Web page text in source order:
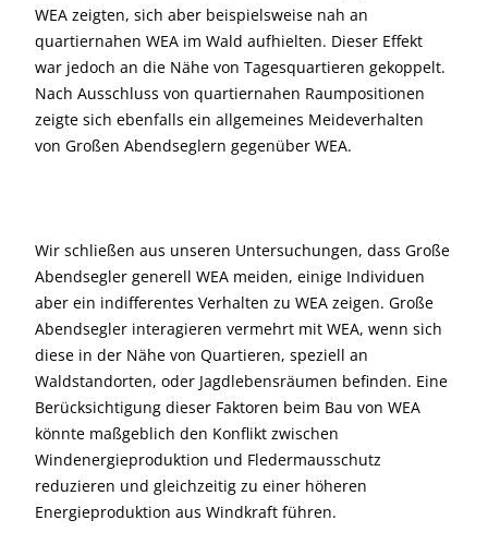
WEA zeigten, sich aber beispielsweise nah an
quartiernahen WEA im Wald aufhielten. Dieser Effekt
war jedoch an die Nähe von Tagesquartieren gekoppelt.
Nach Ausschluss von quartiernahen Raumpositionen
zeigte sich ebenfalls ein allgemeines Meideverhalten
von Großen Abendseglern gegenüber WEA.
Wir schließen aus unseren Untersuchungen, dass Große
Abendsegler generell WEA meiden, einige Individuen
aber ein indifferentes Verhalten zu WEA zeigen. Große
Abendsegler interagieren vermehrt mit WEA, wenn sich
diese in der Nähe von Quartieren, speziell an
Waldstandorten, oder Jagdlebensräumen befinden. Eine
Berücksichtigung dieser Faktoren beim Bau von WEA
könnte maßgeblich den Konflikt zwischen
Windenergieproduktion und Fledermausschutz
reduzieren und gleichzeitig zu einer höheren
Energieproduktion aus Windkraft führen.